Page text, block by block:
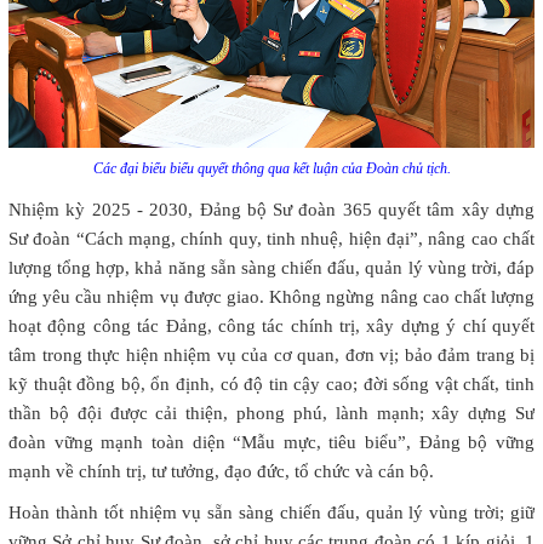
Các đại biểu biểu quyết thông qua kết luận của Đoàn chủ tịch.
Nhiệm kỳ 2025 - 2030, Đảng bộ Sư đoàn 365 quyết tâm xây dựng
Sư đoàn “Cách mạng, chính quy, tinh nhuệ, hiện đại”, nâng cao chất
lượng tổng hợp, khả năng sẵn sàng chiến đấu, quản lý vùng trời, đáp
ứng yêu cầu nhiệm vụ được giao. Không ngừng nâng cao chất lượng
hoạt động công tác Đảng, công tác chính trị, xây dựng ý chí quyết
tâm trong thực hiện nhiệm vụ của cơ quan, đơn vị; bảo đảm trang bị
kỹ thuật đồng bộ, ổn định, có độ tin cậy cao; đời sống vật chất, tinh
thần bộ đội được cải thiện, phong phú, lành mạnh; xây dựng Sư
đoàn vững mạnh toàn diện “Mẫu mực, tiêu biểu”, Đảng bộ vững
mạnh về chính trị, tư tưởng, đạo đức, tổ chức và cán bộ.
Hoàn thành tốt nhiệm vụ sẵn sàng chiến đấu, quản lý vùng trời; giữ